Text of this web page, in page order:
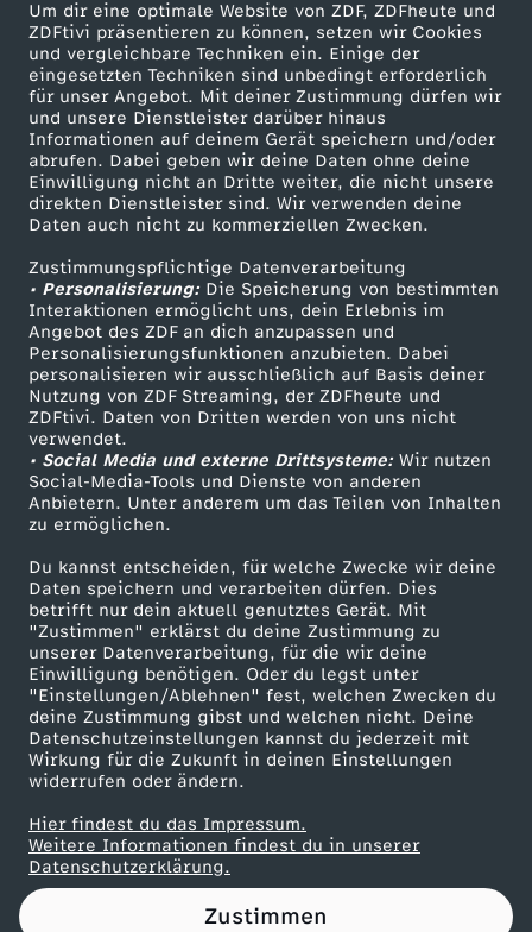
Um dir eine optimale Website von ZDF, ZDFheute und
ZDFtivi präsentieren zu können, setzen wir Cookies
und vergleichbare Techniken ein. Einige der
eingesetzten Techniken sind unbedingt erforderlich
für unser Angebot. Mit deiner Zustimmung dürfen wir
und unsere Dienstleister darüber hinaus
Informationen auf deinem Gerät speichern und/oder
abrufen. Dabei geben wir deine Daten ohne deine
Einwilligung nicht an Dritte weiter, die nicht unsere
direkten Dienstleister sind. Wir verwenden deine
Daten auch nicht zu kommerziellen Zwecken.
Zustimmungspflichtige Datenverarbeitung
• Personalisierung:Die Speicherung von bestimmten
Interaktionen ermöglicht uns, dein Erlebnis im
Angebot des ZDF an dich anzupassen und
Personalisierungsfunktionen anzubieten. Dabei
personalisieren wir ausschließlich auf Basis deiner
Nutzung von ZDF Streaming, der ZDFheute und
ZDFtivi. Daten von Dritten werden von uns nicht
verwendet.
• Social Media und externe Drittsysteme:Wir nutzen
Social-Media-Tools und Dienste von anderen
Anbietern. Unter anderem um das Teilen von Inhalten
zu ermöglichen.
Du kannst entscheiden, für welche Zwecke wir deine
Daten speichern und verarbeiten dürfen. Dies
betrifft nur dein aktuell genutztes Gerät. Mit
"Zustimmen" erklärst du deine Zustimmung zu
unserer Datenverarbeitung, für die wir deine
Einwilligung benötigen. Oder du legst unter
"Einstellungen/Ablehnen" fest, welchen Zwecken du
deine Zustimmung gibst und welchen nicht. Deine
Datenschutzeinstellungen kannst du jederzeit mit
Wirkung für die Zukunft in deinen Einstellungen
widerrufen oder ändern.
Hier findest du das Impressum.
Weitere Informationen findest du in unserer
Datenschutzerklärung.
Zustimmen
h
e
n
a
c
h
G
e
r
e
c
h
t
i
g
k
Mehr ZDF
ZDF-Apps
Smart TV
ZDFtext
Livestreams
Sendungen A-Z
TV-Programm
Service
ZDFmitreden
Kontakt zum ZDF
Tickets
Zuschauerservice
Hilfe
ZDF Unternehmen
Karriere
ZDF goes Schule
Werbefernsehen
Mainzelmännchen
Partner